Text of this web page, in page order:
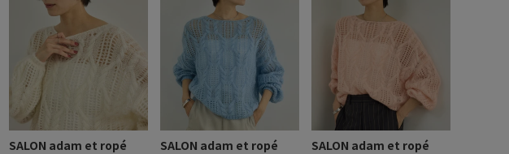
SALON adam et ropé
SALON adam et ropé
SALON adam et ropé